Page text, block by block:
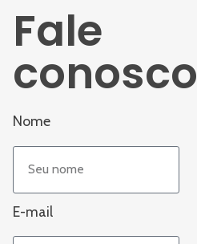
Fale
conosco
Nome
E-mail